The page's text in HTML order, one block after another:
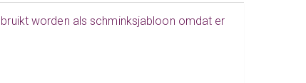
worden als schminksjabloon omdat er